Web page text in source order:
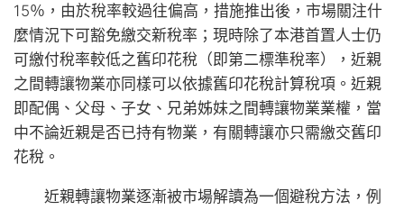
15％，由於稅率較過往偏高，措施推出後，市場關注什
麼情況下可豁免繳交新稅率；現時除了本港首置人士仍
可繳付稅率較低之舊印花稅（即第二標準稅率），近親
之間轉讓物業亦同樣可以依據舊印花稅計算稅項。近親
即配偶、父母、子女、兄弟姊妹之間轉讓物業業權，當
中不論近親是否已持有物業，有關轉讓亦只需繳交舊印
花稅。
近親轉讓物業逐漸被市場解讀為一個避稅方法，例